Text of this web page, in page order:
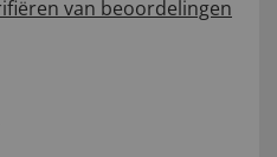
van beoordelingen